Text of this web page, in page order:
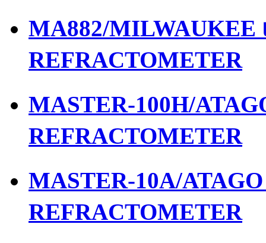
MA882/
REFRACTOMETER
MASTER-100H/
REFRACTOMETER
MASTER-10A/
REFRACTOMETER